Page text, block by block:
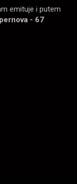
emituje i putem
- 67